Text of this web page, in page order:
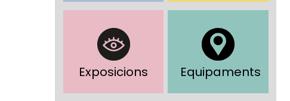
Exposicions Equipaments